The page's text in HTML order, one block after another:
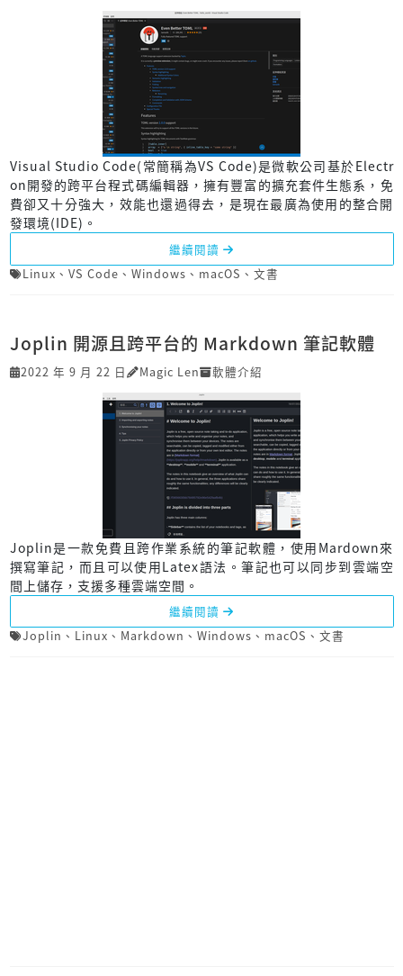
Visual Studio Code(常簡稱為VS Code)是微軟公司基於Electr
on開發的跨平台程式碼編輯器，擁有豐富的擴充套件生態系，免
費卻又十分強大，效能也還過得去，是現在最廣為使用的整合開
發環境(IDE)。
繼續閱讀
Linux 、 VS Code 、 Windows 、 macOS 、 文書
Joplin 開源且跨平台的 Markdown 筆記軟體
2022 年 9 月 22 日 Magic Len 軟體介紹
Joplin是一款免費且跨作業系統的筆記軟體，使用Mardown來
撰寫筆記，而且可以使用Latex語法。筆記也可以同步到雲端空
間上儲存，支援多種雲端空間。
繼續閱讀
Joplin 、 Linux 、 Markdown 、 Windows 、 macOS 、 文書